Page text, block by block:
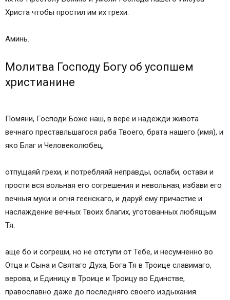
Христа чтобы простил им их грехи.
Аминь.
Молитва Господу Богу об усопшем
христианине
Помяни, Господи Боже наш, в вере и надежди живота
вечнаго преставльшагося раба Твоего, брата нашего (имя), и
яко Благ и Человеколюбец,
отпущаяй грехи, и потребляяй неправды, ослаби, остави и
прости вся вольная его согрешения и невольная, избави его
вечныя муки и огня геенскаго, и даруй ему причастие и
наслаждение вечных Твоих благих, уготованных любящым
Тя:
аще бо и согреши, но не отступи от Тебе, и несумненно во
Отца и Сына и Святаго Духа, Бога Тя в Троице славимаго,
верова, и Единицу в Троице и Троицу во Единстве,
православно даже до последняго своего издыхания